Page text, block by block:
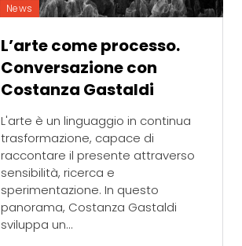
News
L’arte come processo.
Conversazione con
Costanza Gastaldi
L'arte è un linguaggio in continua
trasformazione, capace di
raccontare il presente attraverso
sensibilità, ricerca e
sperimentazione. In questo
panorama, Costanza Gastaldi
sviluppa un...